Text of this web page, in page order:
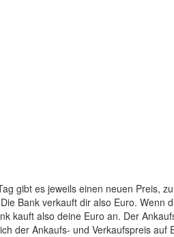
gibt es jeweils einen neuen Preis,
Bank verkauft dir also Euro. Wenn
kauft also deine Euro an. Der
der Ankaufs- und Verkaufspreis auf